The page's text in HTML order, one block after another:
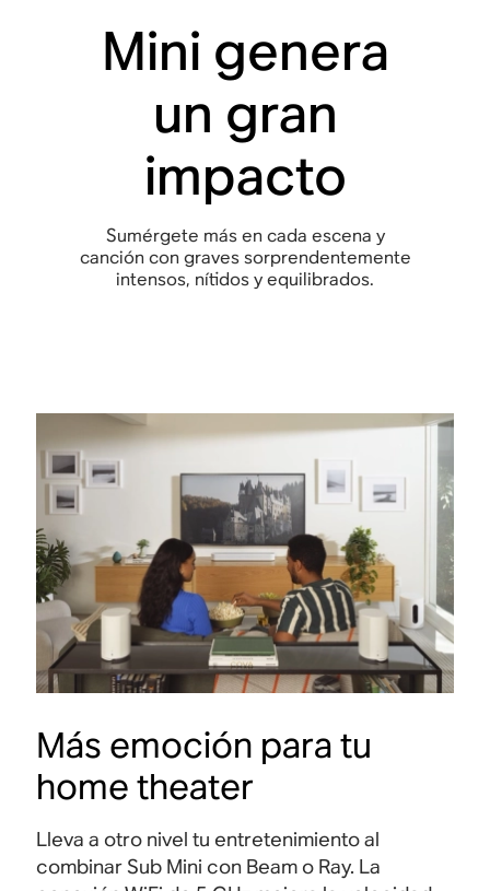
Mini genera
un gran
impacto
Sumérgete más en cada escena y
canción con graves sorprendentemente
intensos, nítidos y equilibrados.
Más emoción para tu
home theater
Lleva a otro nivel tu entretenimiento al
combinar Sub Mini con Beam o Ray. La